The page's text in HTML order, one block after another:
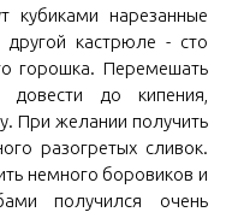
кубиками нарезанные
кастрюле - сто
горошка. Перемешать
до кипения,
При желании получить
разогретых сливок.
немного боровиков и
получился очень